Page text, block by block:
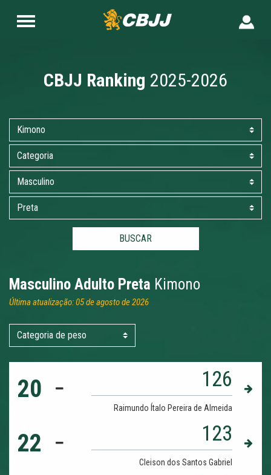
CBJJ Ranking 2025-2026
Masculino Adulto Preta Kimono
Última atualização: 05 de agosto de 2026
20 126
Raimundo Ítalo Pereira de Almeida
22 123
Cleison dos Santos Gabriel